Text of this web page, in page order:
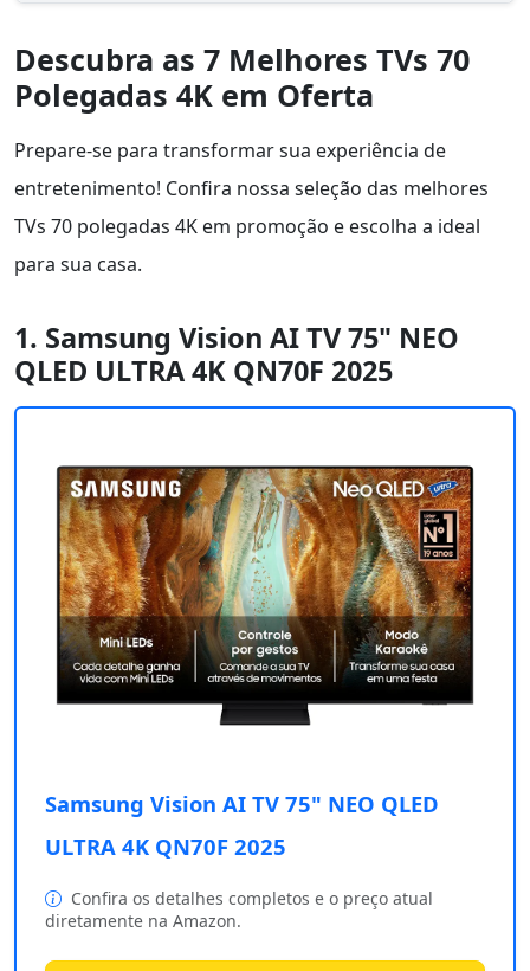
Descubra as 7 Melhores TVs 70
Polegadas 4K em Oferta
Prepare-se para transformar sua experiência de
entretenimento! Confira nossa seleção das melhores
TVs 70 polegadas 4K em promoção e escolha a ideal
para sua casa.
1. Samsung Vision AI TV 75" NEO
QLED ULTRA 4K QN70F 2025
Samsung Vision AI TV 75" NEO QLED
ULTRA 4K QN70F 2025
Confira os detalhes completos e o preço atual
diretamente na Amazon.